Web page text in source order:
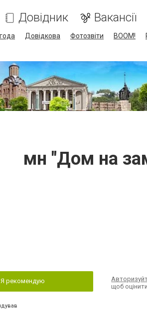
Довідник Вакансії
Довідкова Фотозвіти BOOM!
мн "Дом на
Я рекомендую
щоб